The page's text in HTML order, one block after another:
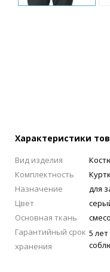
Характеристики
Вид изделия
Комплектность
Назначение
для
Цвет
Основная ткань
Гарантийный срок
хранения
5